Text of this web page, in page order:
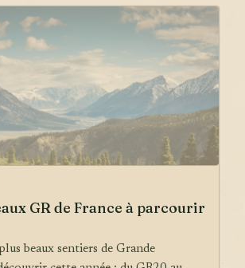
GR de France à parcourir